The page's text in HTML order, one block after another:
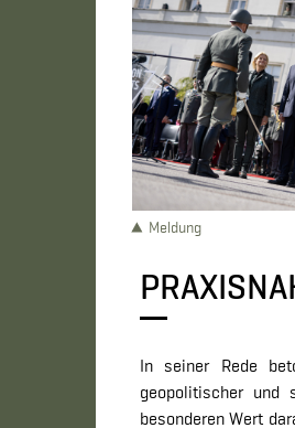
Meldung
In seiner Rede
geopolitischer und
besonderen Wert